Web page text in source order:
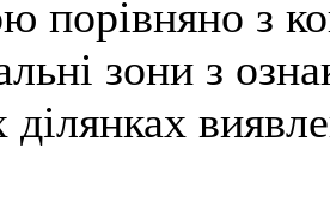
порівняно з
зони з